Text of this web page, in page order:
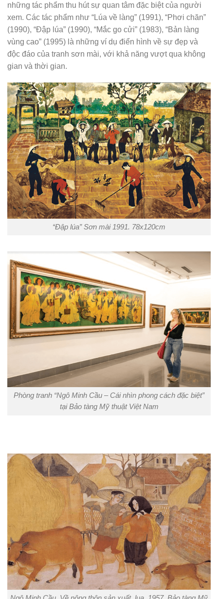
những tác phẩm thu hút sự quan tâm đặc biệt của người
xem. Các tác phẩm như “Lúa về làng” (1991), “Phơi chăn”
(1990), “Đập lúa” (1990), “Mắc go cửi” (1983), “Bản làng
vùng cao” (1995) là những ví dụ điển hình về sự đẹp và
độc đáo của tranh sơn mài, với khả năng vượt qua không
gian và thời gian.
“Đập lúa” Sơn mài 1991. 78x120cm
Phòng tranh “Ngô Minh Cầu – Cái nhìn phong cách đặc biệt”
tại Bảo tàng Mỹ thuật Việt Nam